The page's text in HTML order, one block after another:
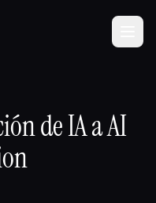
🎨Diseñadores
Marketers
de IA a AI